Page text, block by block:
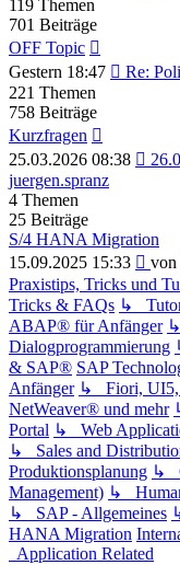
119 Themen
701 Beiträge
OFF Topic
Gestern 18:47
Neuester
Re:
221 Themen
758 Beiträge
Kurzfragen
25.03.2026 08:38
juergen.spranz
4 Themen
25 Beiträge
S/4 HANA Migration
15.09.2025 15:33
von
Praxistips, Tricks und
Tricks & FAQs ↳
ABAP® für Anfänger
Dialogprogrammierung
& SAP® SAP
Anfänger ↳ Fiori, UI5,
NetWeaver® und mehr
Portal ↳ Web
↳ Sales and
Produktionsplanung ↳
Management) ↳
↳ SAP - Allgemeines
HANA Migration
Application Related